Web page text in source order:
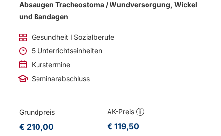
Absaugen Tracheostoma / Wundversorgung, Wickel
und Bandagen
Gesundheit I Sozialberufe
5 Unterrichtseinheiten
Kurstermine
Seminarabschluss
Grundpreis
€ 210,00
AK-Preis i
€ 119,50